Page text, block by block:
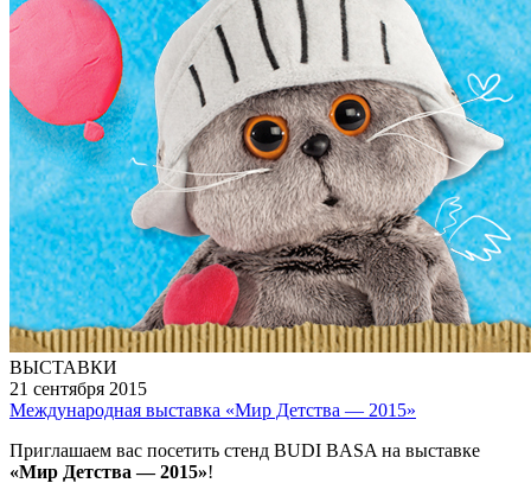
ВЫСТАВКИ
21 сентября 2015
Международная выставка «Мир Детства — 2015»
Приглашаем вас посетить стенд BUDI BASA на выставке
«Мир Детства — 2015»!